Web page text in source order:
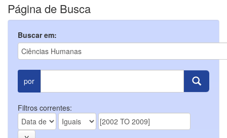
Página de Busca
Buscar em:
por
Filtros correntes: